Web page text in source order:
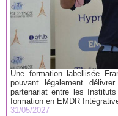
Une formation labellisée
pouvant légalement
partenariat entre les
formation en EMDR
31/05/2027